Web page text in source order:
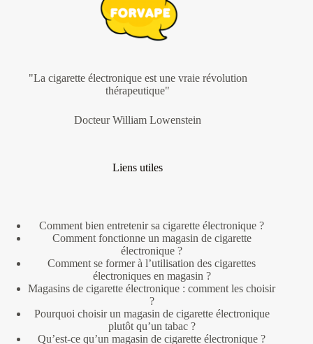
"La cigarette électronique est une vraie révolution
thérapeutique"
Docteur William Lowenstein
Liens utiles
Comment bien entretenir sa cigarette électronique ?
Comment fonctionne un magasin de cigarette
électronique ?
Comment se former à l’utilisation des cigarettes
électroniques en magasin ?
Magasins de cigarette électronique : comment les choisir
?
Pourquoi choisir un magasin de cigarette électronique
plutôt qu’un tabac ?
Qu’est-ce qu’un magasin de cigarette électronique ?